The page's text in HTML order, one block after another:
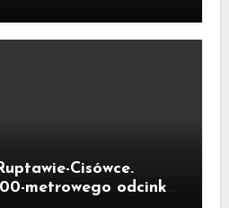
Cisówce.
metrowego odcinka